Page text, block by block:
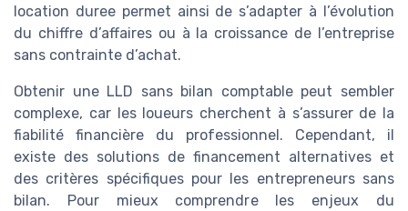
location duree permet ainsi de s’adapter à l’évolution
du chiffre d’affaires ou à la croissance de l’entreprise
sans contrainte d’achat.
Obtenir une LLD sans bilan comptable peut sembler
complexe, car les loueurs cherchent à s’assurer de la
fiabilité financière du professionnel. Cependant, il
existe des solutions de financement alternatives et
des critères spécifiques pour les entrepreneurs sans
bilan. Pour mieux comprendre les enjeux du